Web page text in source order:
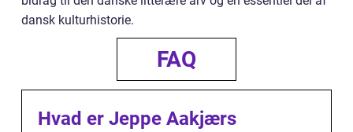
dansk kulturhistorie.
FAQ
Hvad er Jeppe Aakjærs